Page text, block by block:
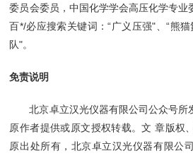
委员会委员，中国化学学会高压化学专业
百*/必应搜索关键词：“广义压强"、“熊
队"。
免责说明
北京卓立汉光仪器有限公司公众号所
原作者提供或原文授权转载。文 章版权
原出处所有，北京卓立汉光仪器有限公